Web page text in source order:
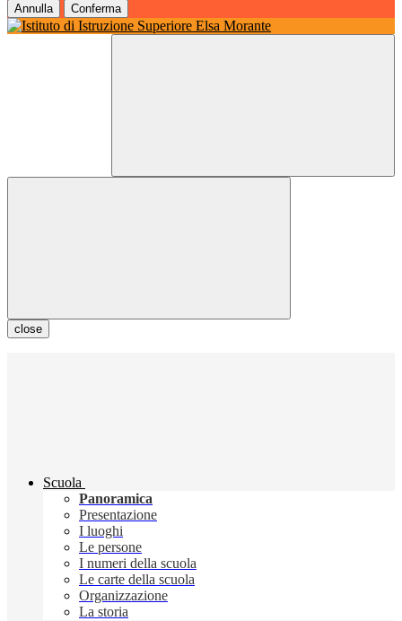
Annulla Conferma
close
Scuola
Panoramica
Presentazione
I luoghi
Le persone
I numeri della scuola
Le carte della scuola
Organizzazione
La storia